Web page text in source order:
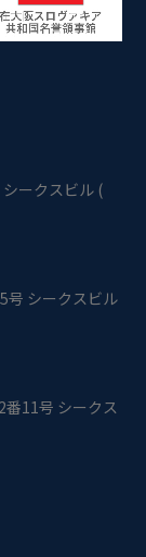
ークスビル (
号 シークスビル
11号 シークス